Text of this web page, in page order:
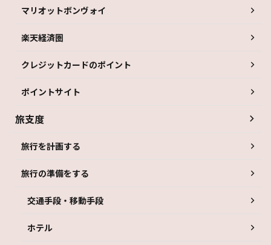
マリオットボンヴォイ
楽天経済圏
クレジットカードのポイント
ポイントサイト
旅支度
旅行を計画する
旅行の準備をする
交通手段・移動手段
ホテル